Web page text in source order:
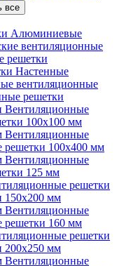
все
Алюминиевые
вентиляционные
решетки
Настенные
вентиляционные
решетки
Вентиляционные
100х100 мм
Вентиляционные
100х400 мм
Вентиляционные
125 мм
решетки
150х200 мм
Вентиляционные
решетки 160 мм
решетки
200х250 мм
Вентиляционные